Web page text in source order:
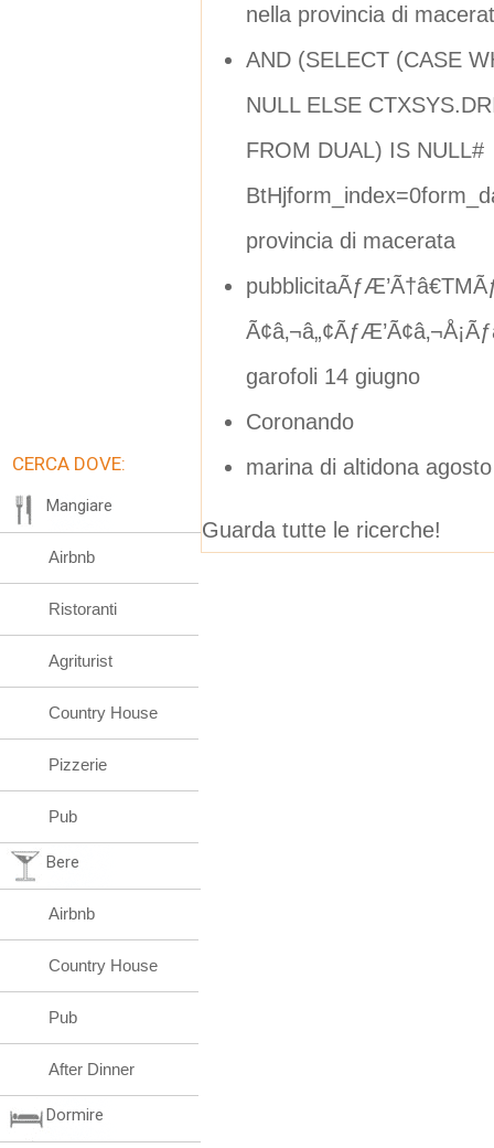
nella provincia di
AND (SELECT (CASE
NULL ELSE
FROM DUAL) IS NULL#
provincia di macerata
garofoli 14 giugno
Coronando
marina di altidona agosto
Guarda tutte le ricerche!
CERCA DOVE:
Mangiare
Airbnb
Ristoranti
Agriturist
Country House
Pizzerie
Pub
Bere
Airbnb
Country House
Pub
After Dinner
Dormire